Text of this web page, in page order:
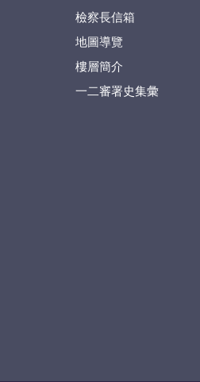
檢察長信箱
地圖導覽
樓層簡介
一二審署史集彙